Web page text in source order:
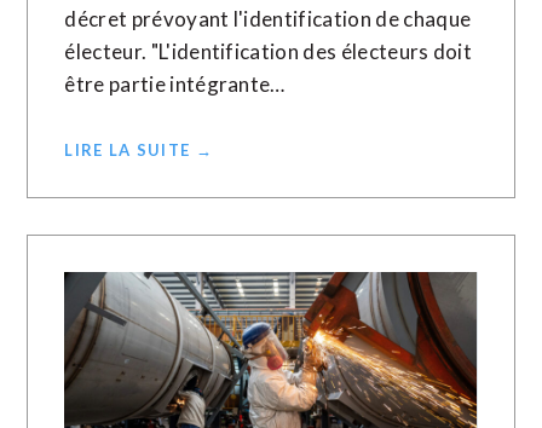
décret prévoyant l'identification de chaque
électeur. "L'identification des électeurs doit
être partie intégrante…
LIRE LA SUITE →